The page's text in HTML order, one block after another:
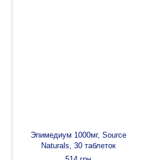
Эпимедиум 1000мг, Source
Naturals, 30 таблеток